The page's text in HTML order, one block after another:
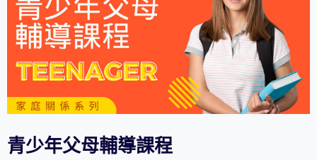
青少年父母輔導課程